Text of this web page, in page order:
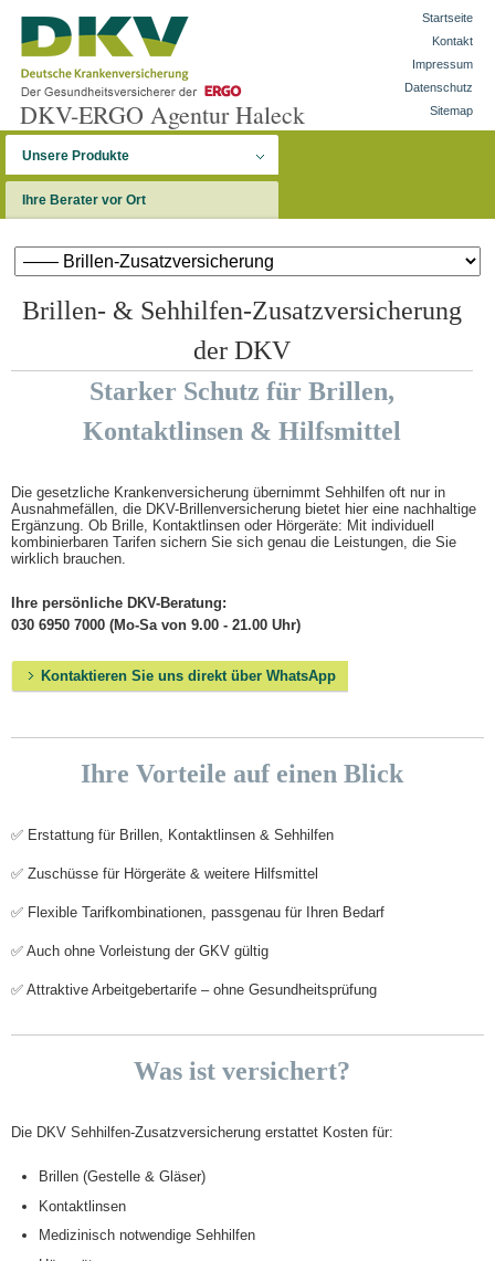
Startseite
Kontakt
Impressum
Datenschutz
Sitemap
DKV-ERGO Agentur Haleck
Unsere Produkte
Ihre Berater vor Ort
Brillen- & Sehhilfen-Zusatzversicherung
der DKV
Starker Schutz für Brillen,
Kontaktlinsen & Hilfsmittel
Die gesetzliche Krankenversicherung übernimmt Sehhilfen oft nur in
Ausnahmefällen, die DKV-Brillenversicherung bietet hier eine nachhaltige
Ergänzung. Ob Brille, Kontaktlinsen oder Hörgeräte: Mit individuell
kombinierbaren Tarifen sichern Sie sich genau die Leistungen, die Sie
wirklich brauchen.
Ihre persönliche DKV-Beratung:
030 6950 7000 (Mo-Sa von 9.00 - 21.00 Uhr)
Kontaktieren Sie uns direkt über WhatsApp
Ihre Vorteile auf einen Blick
✅ Erstattung für Brillen, Kontaktlinsen & Sehhilfen
✅ Zuschüsse für Hörgeräte & weitere Hilfsmittel
✅ Flexible Tarifkombinationen, passgenau für Ihren Bedarf
✅ Auch ohne Vorleistung der GKV gültig
✅ Attraktive Arbeitgebertarife – ohne Gesundheitsprüfung
Was ist versichert?
Die DKV Sehhilfen-Zusatzversicherung erstattet Kosten für:
Brillen (Gestelle & Gläser)
Kontaktlinsen
Medizinisch notwendige Sehhilfen